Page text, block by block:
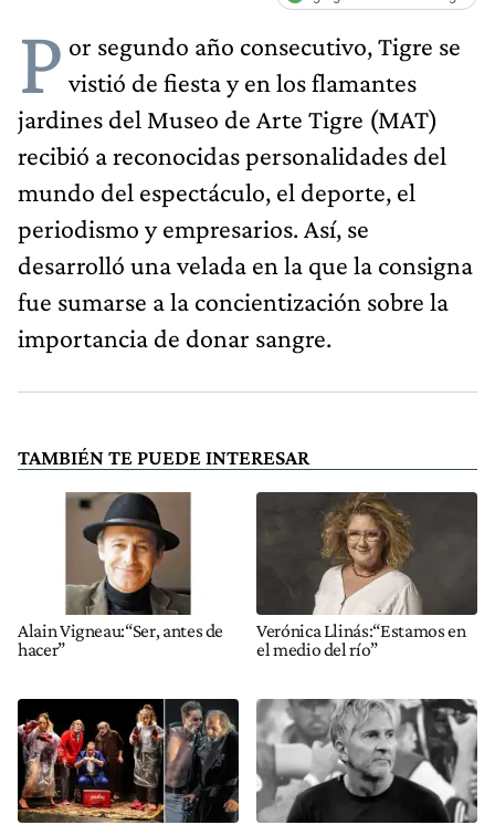
P or segundo año consecutivo, Tigre se
vistió de fiesta y en los flamantes
jardines del Museo de Arte Tigre (MAT)
recibió a reconocidas personalidades del
mundo del espectáculo, el deporte, el
periodismo y empresarios. Así, se
desarrolló una velada en la que la consigna
fue sumarse a la concientización sobre la
importancia de donar sangre.
TAMBIÉN TE PUEDE INTERESAR
Alain Vigneau:“Ser, antes de
hacer”
Verónica Llinás:“Estamos en
el medio del río”